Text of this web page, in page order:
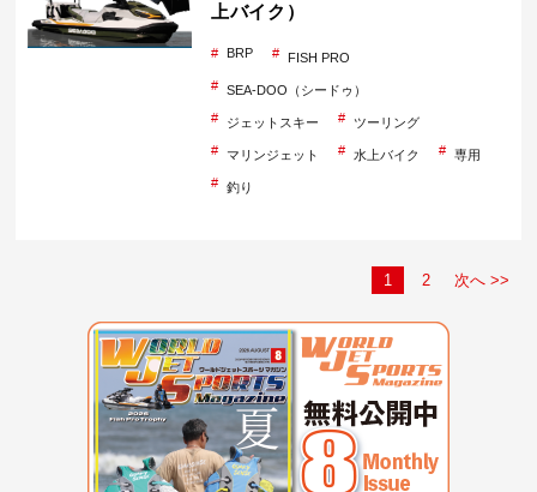
上バイク）
BRP FISH PRO
SEA-DOO（シードゥ）
ジェットスキー ツーリング
マリンジェット 水上バイク 専用
釣り
1 2 次へ >>